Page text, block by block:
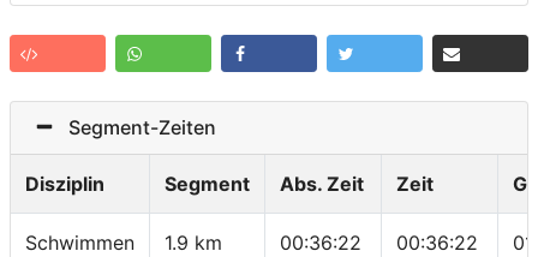
Segment-Zeiten
Disziplin Segment Abs. Zeit Zeit
Schwimmen 1.9 km 00:36:22 00:36:22